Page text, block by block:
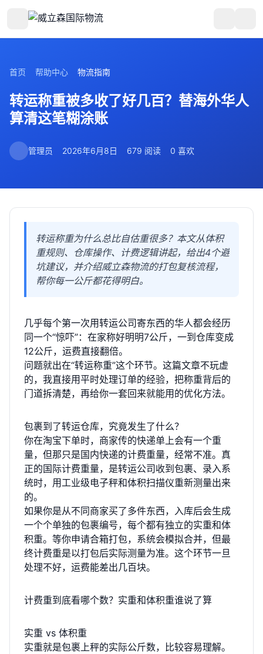
首页 帮助中心 物流指南
转运称重被多收了好几百？替海外华人
算清这笔糊涂账
管理员 2026年6月8日 679 阅读 0 喜欢
转运称重为什么总比自估重很多？本文从体积
重规则、仓库操作、计费逻辑讲起，给出4个避
坑建议，并介绍威立森物流的打包复核流程，
帮你每一公斤都花得明白。
几乎每个第一次用转运公司寄东西的华人都会经历
同一个“惊吓”：在家称好明明7公斤，一到仓库变成
12公斤，运费直接翻倍。
问题就出在“转运称重”这个环节。这篇文章不玩虚
的，我直接用平时处理订单的经验，把称重背后的
门道拆清楚，再给你一套回来就能用的优化方法。
包裹到了转运仓库，究竟发生了什么？
你在淘宝下单时，商家传的快递单上会有一个重
量，但那只是国内快递的计费重量，经常不准。真
正的国际计费重量，是转运公司收到包裹、录入系
统时，用工业级电子秤和体积扫描仪重新测量出来
的。
如果你是从不同商家买了多件东西，入库后会生成
一个个单独的包裹编号，每个都有独立的实重和体
积重。等你申请合箱打包，系统会模拟合并，但最
终计费重是以打包后实际测量为准。这个环节一旦
处理不好，运费能差出几百块。
计费重到底看哪个数？实重和体积重谁说了算
实重 vs 体积重
实重就是包裹上秤的实际公斤数，比较容易理解。